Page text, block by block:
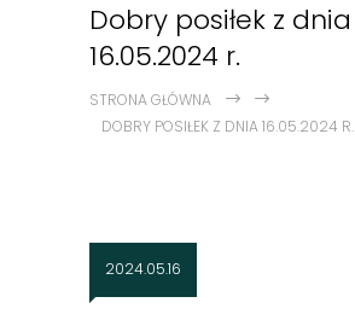
Dobry posiłek z dnia
16.05.2024 r.
STRONA GŁÓWNA
DOBRY POSIŁEK Z DNIA 16.05.2024 R.
2024.05.16